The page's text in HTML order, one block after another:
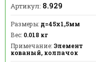
Артикул: 8.929
Размеры: д=45x1,5мм
Вес: 0.018 кг
Примечание: Элемент
кованый, колпачок